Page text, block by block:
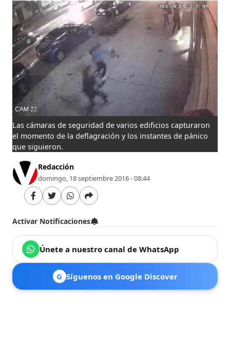
Las cámaras de seguridad de varios edificios capturaron
el momento de la deflagración y los instantes de pánico
que siguieron.
Redacción
domingo, 18 septiembre 2016 - 08:44
Activar Notificaciones
Únete a nuestro canal de WhatsApp
G Síguenos en Google Discover